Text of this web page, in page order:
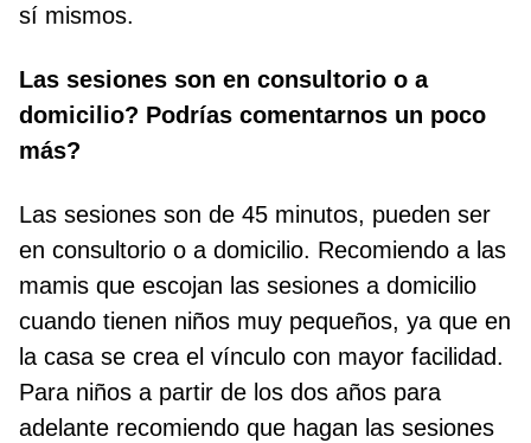
sí mismos.
Las sesiones son en consultorio o a
domicilio? Podrías comentarnos un poco
más?
Las sesiones son de 45 minutos, pueden ser
en consultorio o a domicilio. Recomiendo a las
mamis que escojan las sesiones a domicilio
cuando tienen niños muy pequeños, ya que en
la casa se crea el vínculo con mayor facilidad.
Para niños a partir de los dos años para
adelante recomiendo que hagan las sesiones